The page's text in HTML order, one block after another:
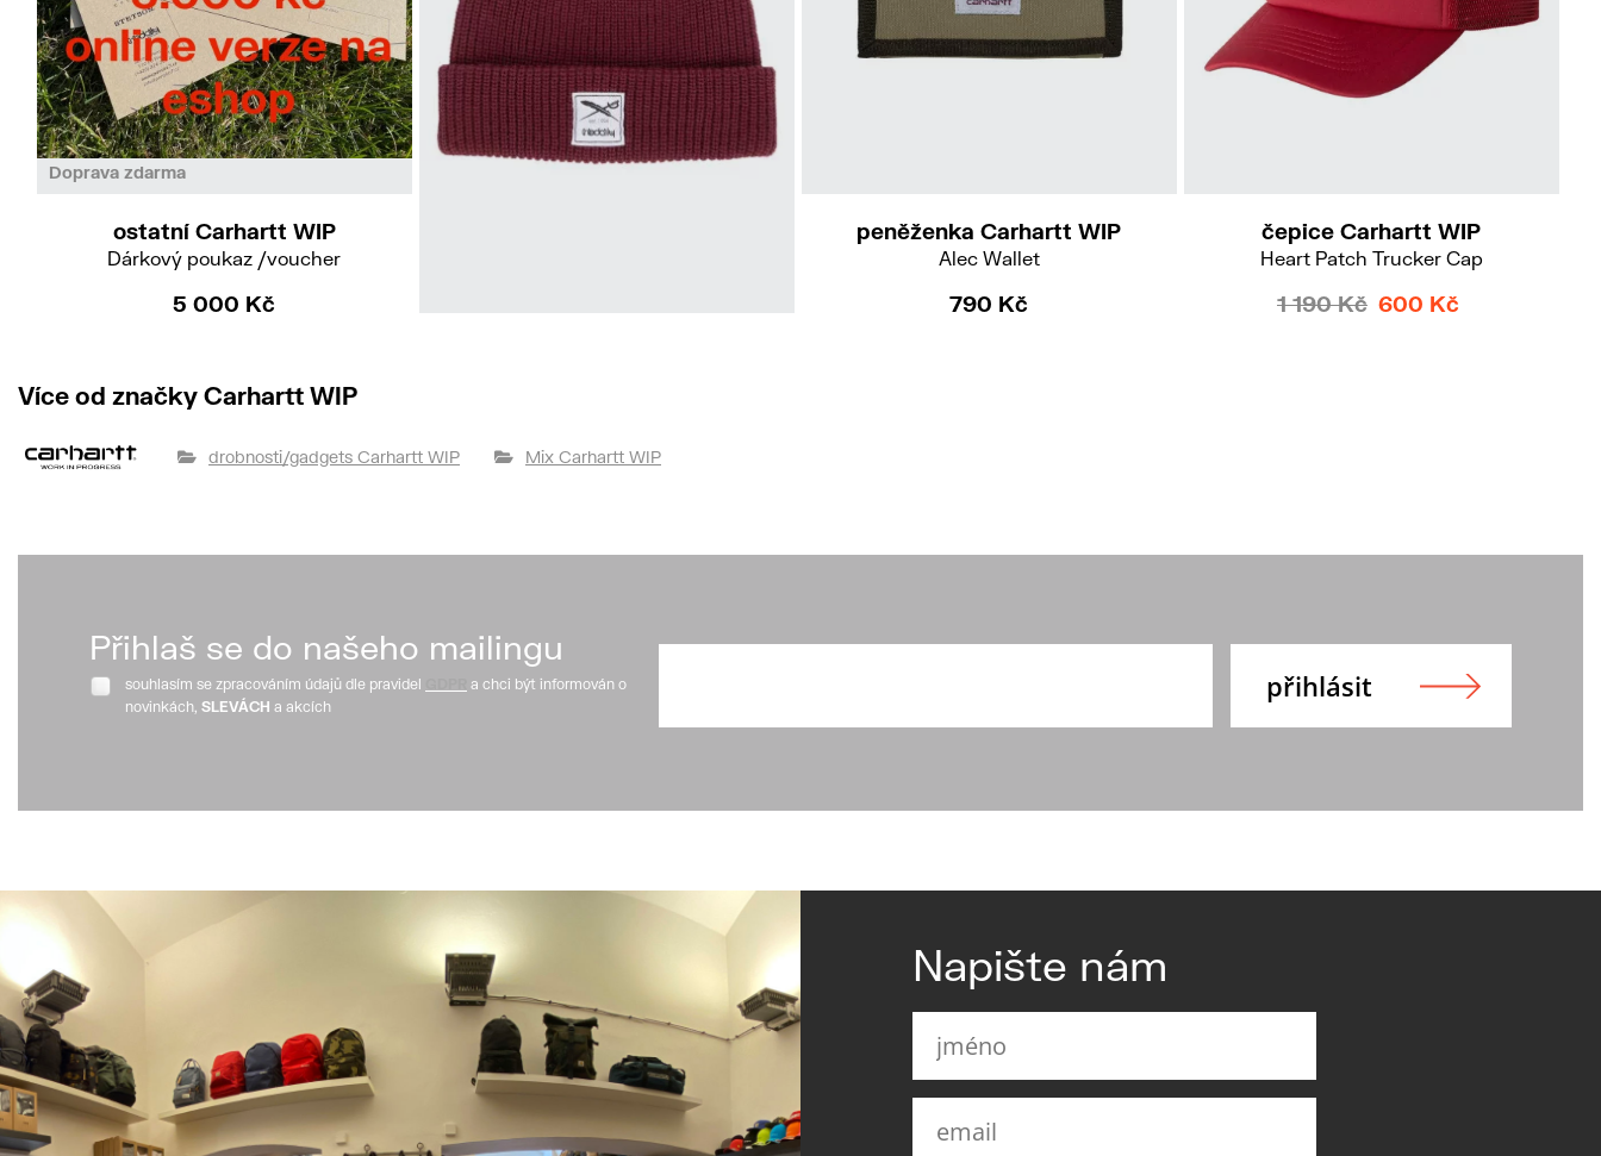
Doprava zdarma
ostatní Carhartt WIP
Dárkový poukaz /voucher
5 000 Kč
peněženka Carhartt WIP
Alec Wallet
790 Kč
čepice Carhartt WIP
Heart Patch Trucker Cap
1 190 Kč 600 Kč
Více od značky Carhartt WIP
drobnosti/gadgets Carhartt WIP Mix Carhartt WIP
Přihlaš se do našeho mailingu
souhlasím se zpracováním údajů dle pravidel
a chci být informován o
novinkách, SLEVÁCH a akcích
Napište nám